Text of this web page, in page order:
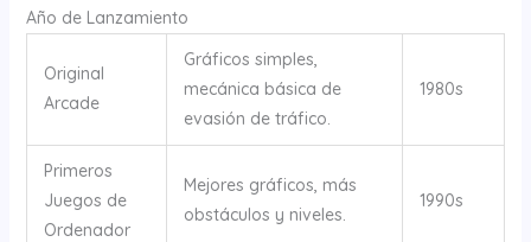
Año de Lanzamiento
Original
Arcade
Gráficos simples,
mecánica básica de
evasión de tráfico.
1980s
Primeros
Juegos de
Ordenador
Mejores gráficos, más
obstáculos y niveles.
1990s